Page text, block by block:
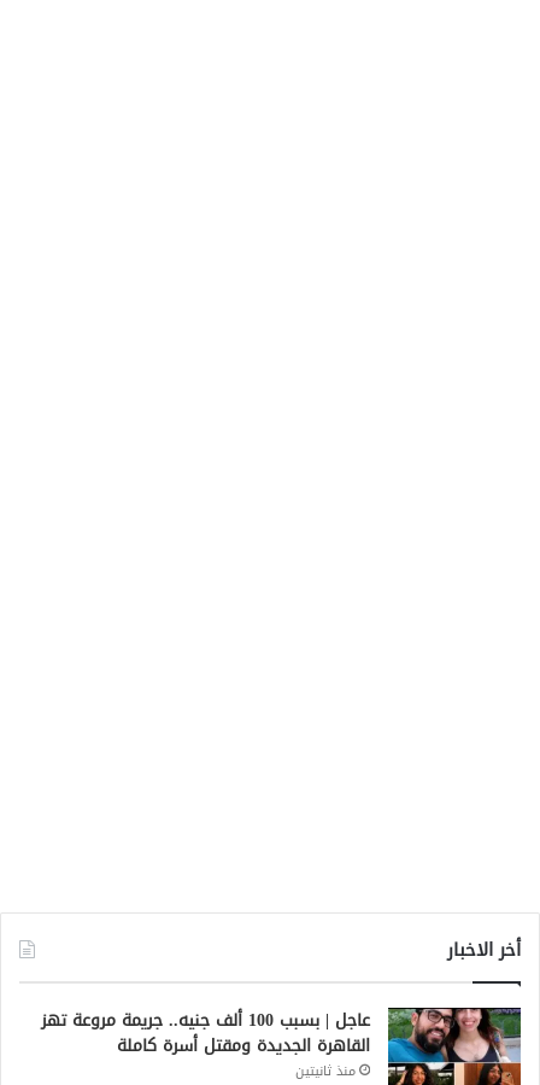
أخر الاخبار
عاجل | بسبب 100 ألف جنيه.. جريمة مروعة تهز
القاهرة الجديدة ومقتل أسرة كاملة
منذ ثانيتين